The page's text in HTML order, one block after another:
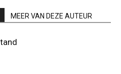
MEER VAN DEZE AUTEUR